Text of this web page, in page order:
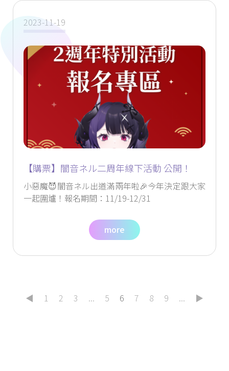
2023-11-19
【購票】闇音ネル二周年線下活動 公開！
小惡魔😈闇音ネル出道滿兩年啦🎉今年決定跟大家
一起圍爐！報名期間：11/19-12/31
more
◀ 1 2 3 ... 5 6 7 8 9 ... ▶